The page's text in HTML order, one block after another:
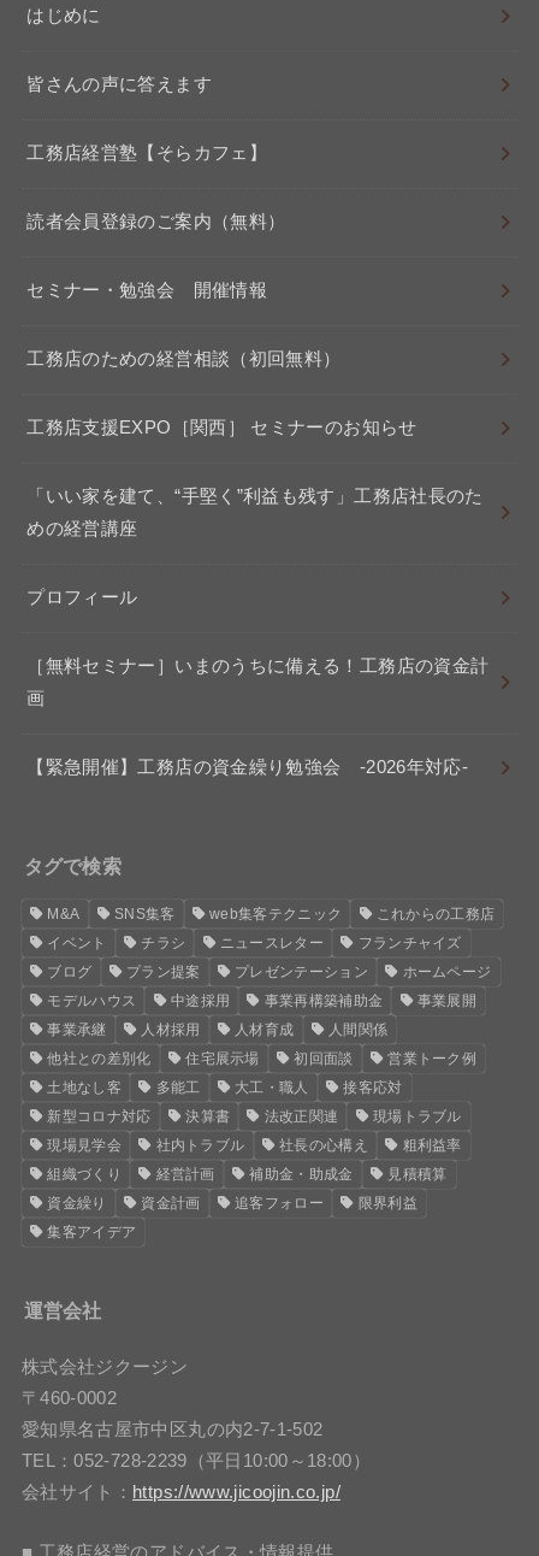
はじめに
皆さんの声に答えます
工務店経営塾【そらカフェ】
読者会員登録のご案内（無料）
セミナー・勉強会 開催情報
工務店のための経営相談（初回無料）
工務店支援EXPO［関西］ セミナーのお知らせ
「いい家を建て、“手堅く”利益も残す」工務店社長のた
めの経営講座
プロフィール
［無料セミナー］いまのうちに備える！工務店の資金計
画
【緊急開催】工務店の資金繰り勉強会 -2026年対応-
タグで検索
M&A SNS集客 web集客テクニック
これからの工務店
イベント
チラシ ニュースレター
フランチャイズ
ブログ
プラン提案 プレゼンテーション
ホームページ
モデルハウス
中途採用 事業再構築補助金
事業展開
事業承継
人材採用 人材育成
人間関係
他社との差別化
住宅展示場 初回面談
営業トーク例
土地なし客
多能工 大工・職人
接客応対
新型コロナ対応
決算書 法改正関連
現場トラブル
現場見学会
社内トラブル 社長の心構え
粗利益率
組織づくり
経営計画 補助金・助成金
見積積算
資金繰り
資金計画 追客フォロー
限界利益
集客アイデア
運営会社
株式会社ジクージン
〒460-0002
愛知県名古屋市中区丸の内2-7-1-502
TEL：052-728-2239（平日10:00～18:00）
会社サイト： https://www.jicoojin.co.jp/
■ 工務店経営のアドバイス・情報提供